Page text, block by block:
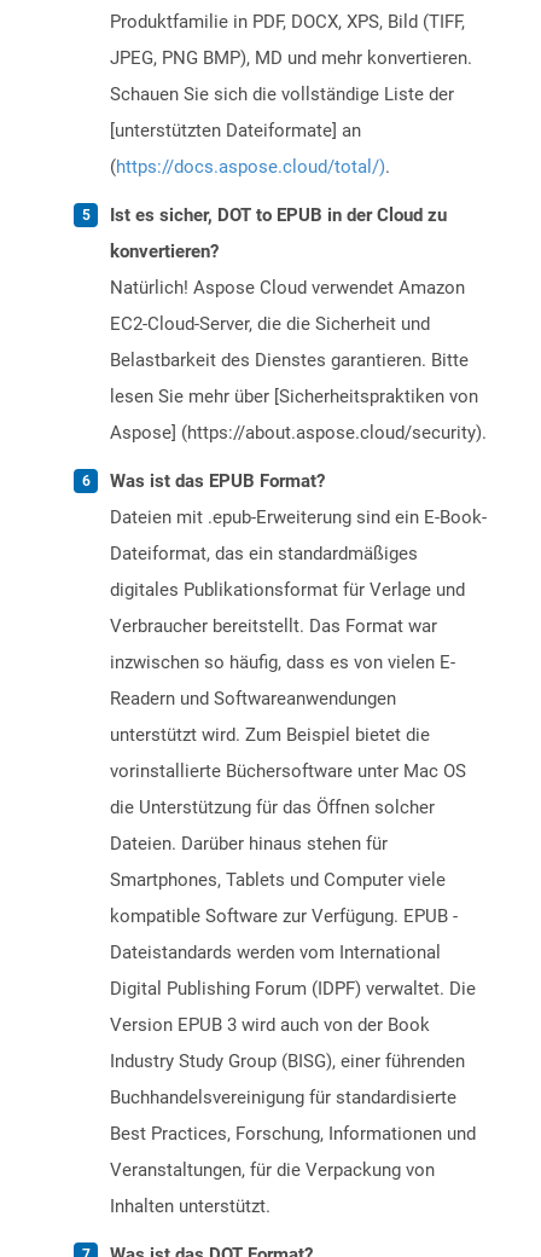
Produktfamilie in PDF, DOCX, XPS, Bild (TIFF,
JPEG, PNG BMP), MD und mehr konvertieren.
Schauen Sie sich die vollständige Liste der
[unterstützten Dateiformate] an
(https://docs.aspose.cloud/total/).
Ist es sicher, DOT to EPUB in der Cloud zu
konvertieren?
Natürlich! Aspose Cloud verwendet Amazon
EC2-Cloud-Server, die die Sicherheit und
Belastbarkeit des Dienstes garantieren. Bitte
lesen Sie mehr über [Sicherheitspraktiken von
Aspose] (https://about.aspose.cloud/security).
Was ist das EPUB Format?
Dateien mit .epub-Erweiterung sind ein E-Book-
Dateiformat, das ein standardmäßiges
digitales Publikationsformat für Verlage und
Verbraucher bereitstellt. Das Format war
inzwischen so häufig, dass es von vielen E-
Readern und Softwareanwendungen
unterstützt wird. Zum Beispiel bietet die
vorinstallierte Büchersoftware unter Mac OS
die Unterstützung für das Öffnen solcher
Dateien. Darüber hinaus stehen für
Smartphones, Tablets und Computer viele
kompatible Software zur Verfügung. EPUB -
Dateistandards werden vom International
Digital Publishing Forum (IDPF) verwaltet. Die
Version EPUB 3 wird auch von der Book
Industry Study Group (BISG), einer führenden
Buchhandelsvereinigung für standardisierte
Best Practices, Forschung, Informationen und
Veranstaltungen, für die Verpackung von
Inhalten unterstützt.